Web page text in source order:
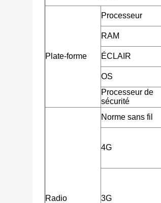
Plate-forme
Processeur
RAM
ÉCLAIR
OS
Processeur de
sécurité
Radio
Norme sans fil
4G
3G